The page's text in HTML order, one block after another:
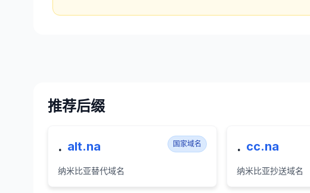
推荐后缀
. alt.na 国家域名
纳米比亚替代域名
. cc.na
纳米比亚抄送域名